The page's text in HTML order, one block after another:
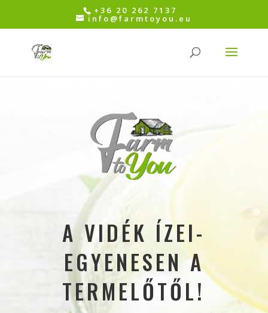
+36 20 262 7137
info@farmtoyou.eu
A VIDÉK ÍZEI-
EGYENESEN A
TERMELŐTŐL!